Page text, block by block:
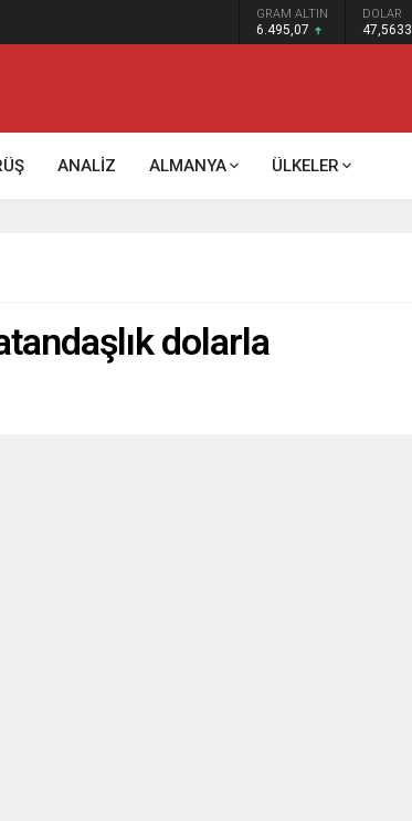
mi? GRAM ALTIN
6.495,07
DOLAR
47,5633
ANALİZ ALMANYA ÜLKELER
dolarla